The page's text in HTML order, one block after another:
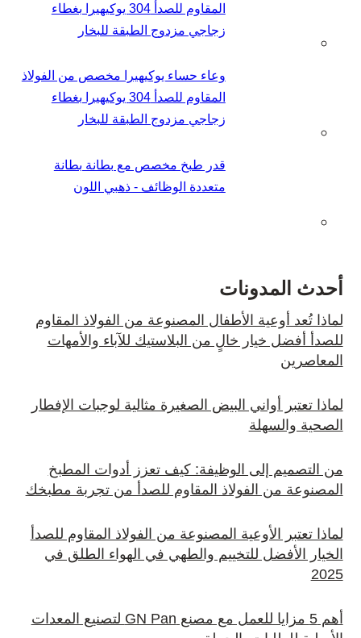
المقاوم للصدأ 304 يوكيهيرا بغطاء
زجاجي مزدوج الطبقة للبخار
وعاء حساء يوكيهيرا مخصص من الفولاذ
المقاوم للصدأ 304 يوكيهيرا بغطاء
زجاجي مزدوج الطبقة للبخار
قدر طبخ مخصص مع بطانة بطانة
متعددة الوظائف - ذهبي اللون
أحدث المدونات
لماذا تُعد أوعية الأطفال المصنوعة من الفولاذ المقاوم
للصدأ أفضل خيار خالٍ من البلاستيك للآباء والأمهات
المعاصرين
لماذا تعتبر أواني البيض الصغيرة مثالية لوجبات الإفطار
الصحية والسهلة
من التصميم إلى الوظيفة: كيف تعزز أدوات المطبخ
المصنوعة من الفولاذ المقاوم للصدأ من تجربة مطبخك
لماذا تعتبر الأوعية المصنوعة من الفولاذ المقاوم للصدأ
الخيار الأفضل للتخييم والطهي في الهواء الطلق في
2025
أهم 5 مزايا للعمل مع مصنع GN Pan لتصنيع المعدات